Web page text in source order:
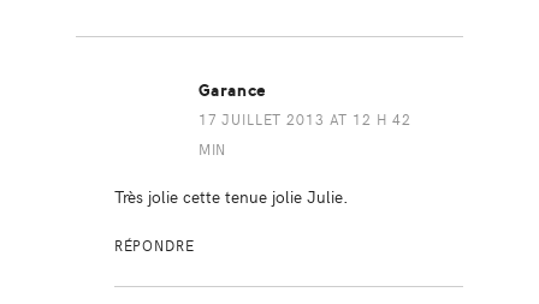
Garance
17 JUILLET 2013 AT 12 H 42
MIN
Très jolie cette tenue jolie Julie.
RÉPONDRE